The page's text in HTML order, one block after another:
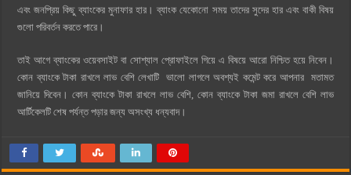
এবং জনপ্রিয় কিছু ব্যাংকের মুনাফার হার। ব্যাংক যেকোনো সময় তাদের সুদের হার এবং বাকী বিষয়
গুলো পরিবর্তন করতে পারে।
তাই আগে ব্যাংকের ওয়েবসাইট বা সোশ্যাল প্রোফাইলে গিয়ে এ বিষয়ে আরো নিশ্চিত হয়ে নিবেন।
কোন ব্যাংকে টাকা রাখলে লাভ বেশি লেখাটি ভালো লাগলে অবশ্যই কমেন্ট করে আপনার মতামত
জানিয়ে দিবেন। কোন ব্যাংকে টাকা রাখলে লাভ বেশি, কোন ব্যাংকে টাকা জমা রাখলে বেশি লাভ
আর্টিকেলটি শেষ পর্যন্ত পড়ার জন্য অসংখ্য ধন্যবাদ।